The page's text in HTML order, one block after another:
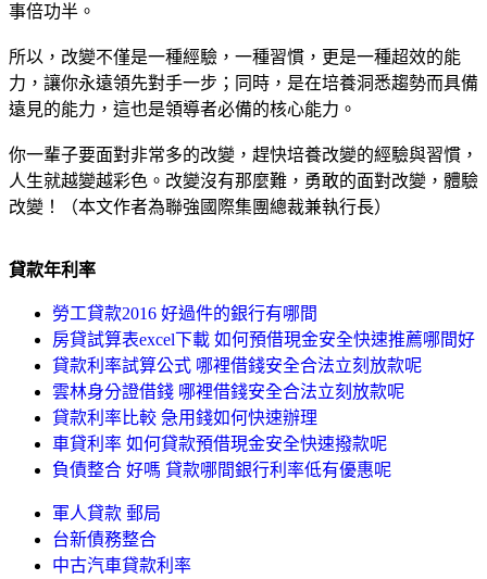
事倍功半。
所以，改變不僅是一種經驗，一種習慣，更是一種超效的能
力，讓你永遠領先對手一步；同時，是在培養洞悉趨勢而具備
遠見的能力，這也是領導者必備的核心能力。
你一輩子要面對非常多的改變，趕快培養改變的經驗與習慣，
人生就越變越彩色。改變沒有那麼難，勇敢的面對改變，體驗
改變！（本文作者為聯強國際集團總裁兼執行長）
貸款年利率
勞工貸款2016 好過件的銀行有哪間
房貸試算表excel下載 如何預借現金安全快速推薦哪間好
貸款利率試算公式 哪裡借錢安全合法立刻放款呢
雲林身分證借錢 哪裡借錢安全合法立刻放款呢
貸款利率比較 急用錢如何快速辦理
車貸利率 如何貸款預借現金安全快速撥款呢
負債整合 好嗎 貸款哪間銀行利率低有優惠呢
軍人貸款 郵局
台新債務整合
中古汽車貸款利率